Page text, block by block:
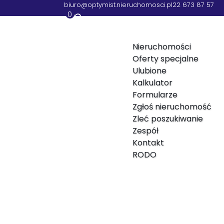
biuro@optymist.nieruchomosci.pl22 673 87 57
0
Nieruchomości
Oferty specjalne
Ulubione
Kalkulator
Formularze
Zgłoś nieruchomość
Zleć poszukiwanie
Zespół
Kontakt
RODO